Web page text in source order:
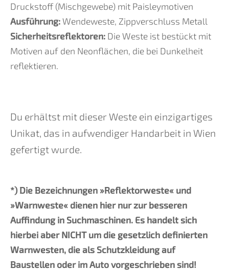
Druckstoff (Mischgewebe) mit Paisleymotiven
Ausführung:Wendeweste, Zippverschluss Metall
Sicherheitsreflektoren: Die Weste ist bestückt mit
Motiven auf den Neonflächen, die bei Dunkelheit
reflektieren.
Du erhältst mit dieser Weste ein einzigartiges
Unikat, das in aufwendiger Handarbeit in Wien
gefertigt wurde.
*) Die Bezeichnungen »Reflektorweste« und
»Warnweste« dienen hier nur zur besseren
Auffindung in Suchmaschinen. Es handelt sich
hierbei aber NICHT um die gesetzlich definierten
Warnwesten, die als Schutzkleidung auf
Baustellen oder im Auto vorgeschrieben sind!